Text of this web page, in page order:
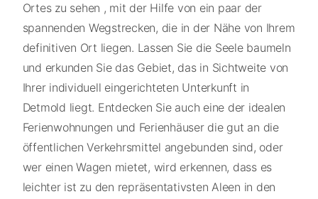
Ortes zu sehen , mit der Hilfe von ein paar der
spannenden Wegstrecken, die in der Nähe von Ihrem
definitiven Ort liegen. Lassen Sie die Seele baumeln
und erkunden Sie das Gebiet, das in Sichtweite von
Ihrer individuell eingerichteten Unterkunft in
Detmold liegt. Entdecken Sie auch eine der idealen
Ferienwohnungen und Ferienhäuser die gut an die
öffentlichen Verkehrsmittel angebunden sind, oder
wer einen Wagen mietet, wird erkennen, dass es
leichter ist zu den repräsentativsten Aleen in den